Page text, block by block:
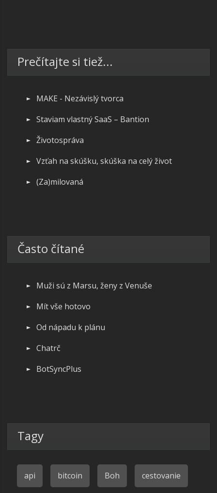
Prečítajte si tiež...
MAKE - Nezávislý tvorca
Staviam vlastný SaaS – Bantion
Životospráva
Vzťah na skúšku, skúška na celý život
(Za)milovaná
Často čítané
Muži sú z Marsu, ženy z Venuše
Mít vše hotovo
Od nápadu k plánu
Chatrč
BotSyncPlus
Tagy
api bitcoin Boh cestovanie